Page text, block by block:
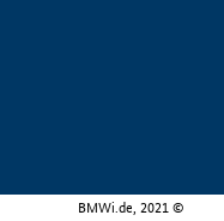
BMWi.de, 2021 ©